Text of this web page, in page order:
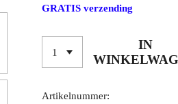
GRATIS verzending
IN
Artikelnummer: